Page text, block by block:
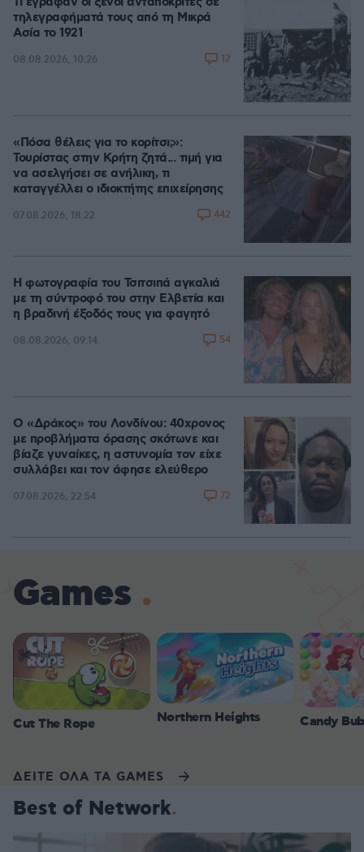
τηλεγραφήματά τους από τη Μικρά
Ασία το 1921
08.08.2026, 10:26 12
«Πόσα θέλεις για το κορίτσι;»:
Τουρίστας στην Κρήτη ζητά... τιμή για
να ασελγήσει σε ανήλικη, τι
καταγγέλλει ο ιδιοκτήτης επιχείρησης
07.08.2026, 18:22 442
Η φωτογραφία του Τσιτσιπά αγκαλιά
με τη σύντροφό του στην Ελβετία και
η βραδινή έξοδός τους για φαγητό
08.08.2026, 09:14 54
Ο «Δράκος» του Λονδίνου: 40χρονος
με προβλήματα όρασης σκότωνε και
βίαζε γυναίκες, η αστυνομία τον είχε
συλλάβει και τον άφησε ελεύθερο
07.08.2026, 22:54 72
Games
Cut The Rope Northern Heights Candy
ΔΕΙΤΕ ΟΛΑ ΤΑ GAMES
Best of Network